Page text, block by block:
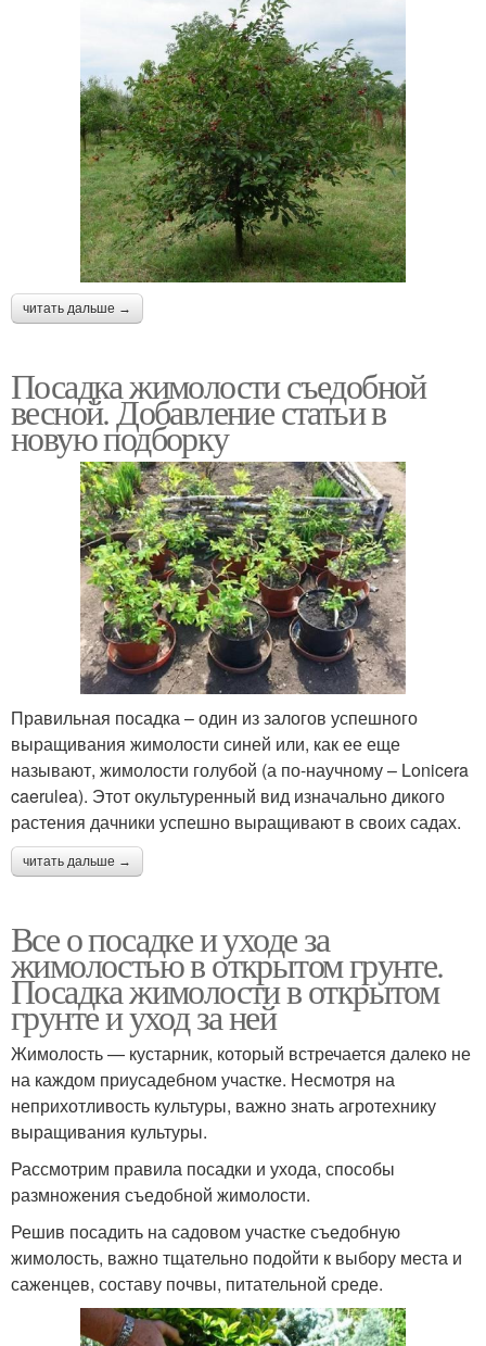
читать дальше →
Посадка жимолости съедобной
весной. Добавление статьи в
новую подборку
Правильная посадка – один из залогов успешного
выращивания жимолости синей или, как ее еще
называют, жимолости голубой (а по-научному – Lonicera
caerulea). Этот окультуренный вид изначально дикого
растения дачники успешно выращивают в своих садах.
читать дальше →
Все о посадке и уходе за
жимолостью в открытом грунте.
Посадка жимолости в открытом
грунте и уход за ней
Жимолость — кустарник, который встречается далеко не
на каждом приусадебном участке. Несмотря на
неприхотливость культуры, важно знать агротехнику
выращивания культуры.
Рассмотрим правила посадки и ухода, способы
размножения съедобной жимолости.
Решив посадить на садовом участке съедобную
жимолость, важно тщательно подойти к выбору места и
саженцев, составу почвы, питательной среде.